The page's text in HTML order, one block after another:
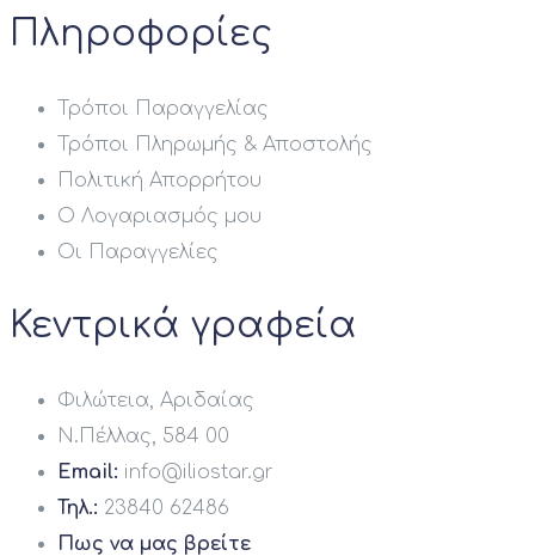
Πληροφορίες
Τρόποι Παραγγελίας
Τρόποι Πληρωμής & Αποστολής
Πολιτική Απορρήτου
Ο Λογαριασμός μου
Οι Παραγγελίες
Κεντρικά γραφεία
Φιλώτεια, Αριδαίας
Ν.Πέλλας, 584 00
Email: info@iliostar.gr
Τηλ.: 23840 62486
Πως να μας βρείτε